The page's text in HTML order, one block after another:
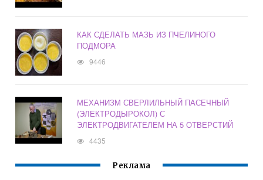
КАК СДЕЛАТЬ МАЗЬ ИЗ ПЧЕЛИНОГО
ПОДМОРА
9446
МЕХАНИЗМ СВЕРЛИЛЬНЫЙ ПАСЕЧНЫЙ
(ЭЛЕКТРОДЫРОКОЛ) С
ЭЛЕКТРОДВИГАТЕЛЕМ НА 5 ОТВЕРСТИЙ
4435
Реклама